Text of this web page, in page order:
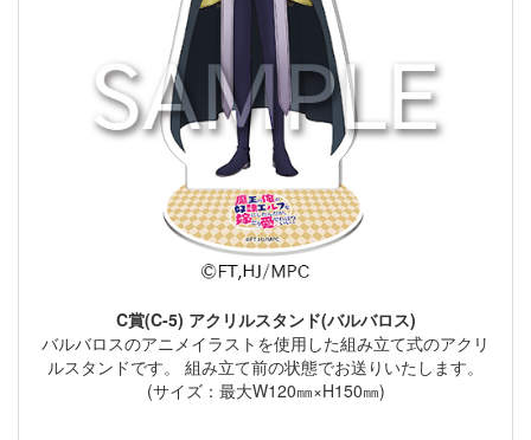
C賞(C-5) アクリルスタンド(バルバロス)
バルバロスのアニメイラストを使用した組み立て式のアクリ
ルスタンドです。 組み立て前の状態でお送りいたします。
(サイズ：最大W120㎜×H150㎜)